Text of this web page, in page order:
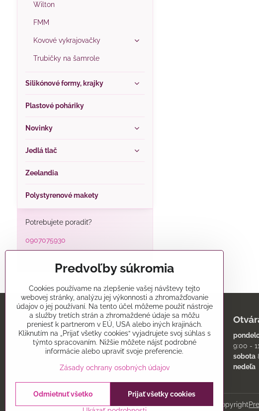
Wilton
FMM
Kovové vykrajovačky
Trubičky na šamrole
Silikónové formy, krajky
Plastové poháriky
Novinky
Jedlá tlač
Zeelandia
Polystyrenové makety
Potrebujete poradiť?
0907075930
Predajňa
Alatorty
Mikovíniho 15
Trnava 91701
9:00 -
sobota
nedeľa
©2026 Copyright
Predvoľby súkromia
Cookies používame na zlepšenie vašej návštevy tejto
webovej stránky, analýzu jej výkonnosti a zhromažďovanie
údajov o jej používaní. Na tento účel môžeme použiť nástroje
a služby tretích strán a zhromaždené údaje sa môžu
preniesť k partnerom v EÚ, USA alebo iných krajinách.
Kliknutím na „Prijať všetky cookies“ vyjadrujete svoj súhlas s
týmto spracovaním. Nižšie môžete nájsť podrobné
informácie alebo upraviť svoje preferencie.
Zásady ochrany osobných údajov
Prijať všetky cookies
Odmietnuť všetko